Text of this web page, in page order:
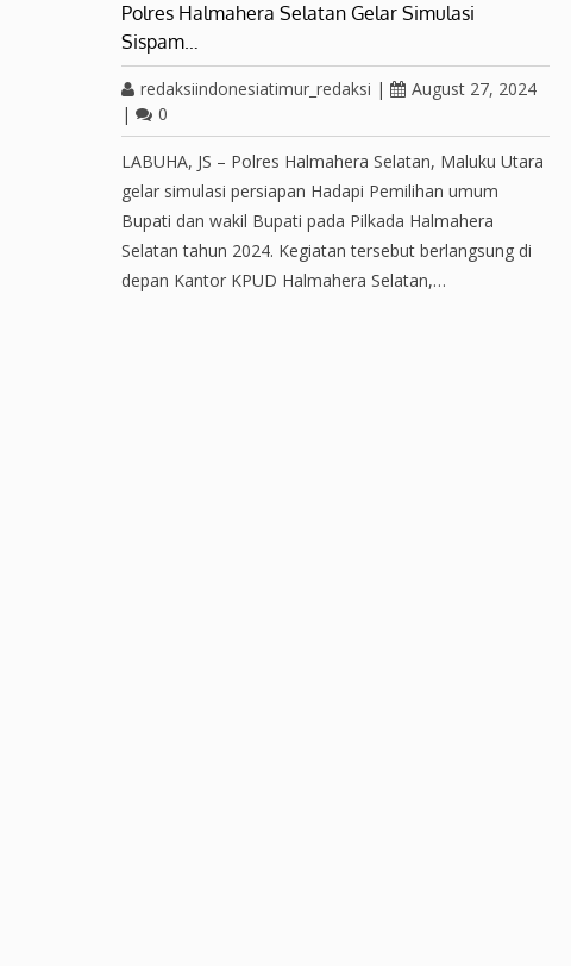
Polres Halmahera Selatan Gelar Simulasi
Sispam…
redaksiindonesiatimur_redaksi |
August 27, 2024
|
0
LABUHA, JS – Polres Halmahera Selatan, Maluku Utara
gelar simulasi persiapan Hadapi Pemilihan umum
Bupati dan wakil Bupati pada Pilkada Halmahera
Selatan tahun 2024. Kegiatan tersebut berlangsung di
depan Kantor KPUD Halmahera Selatan,…